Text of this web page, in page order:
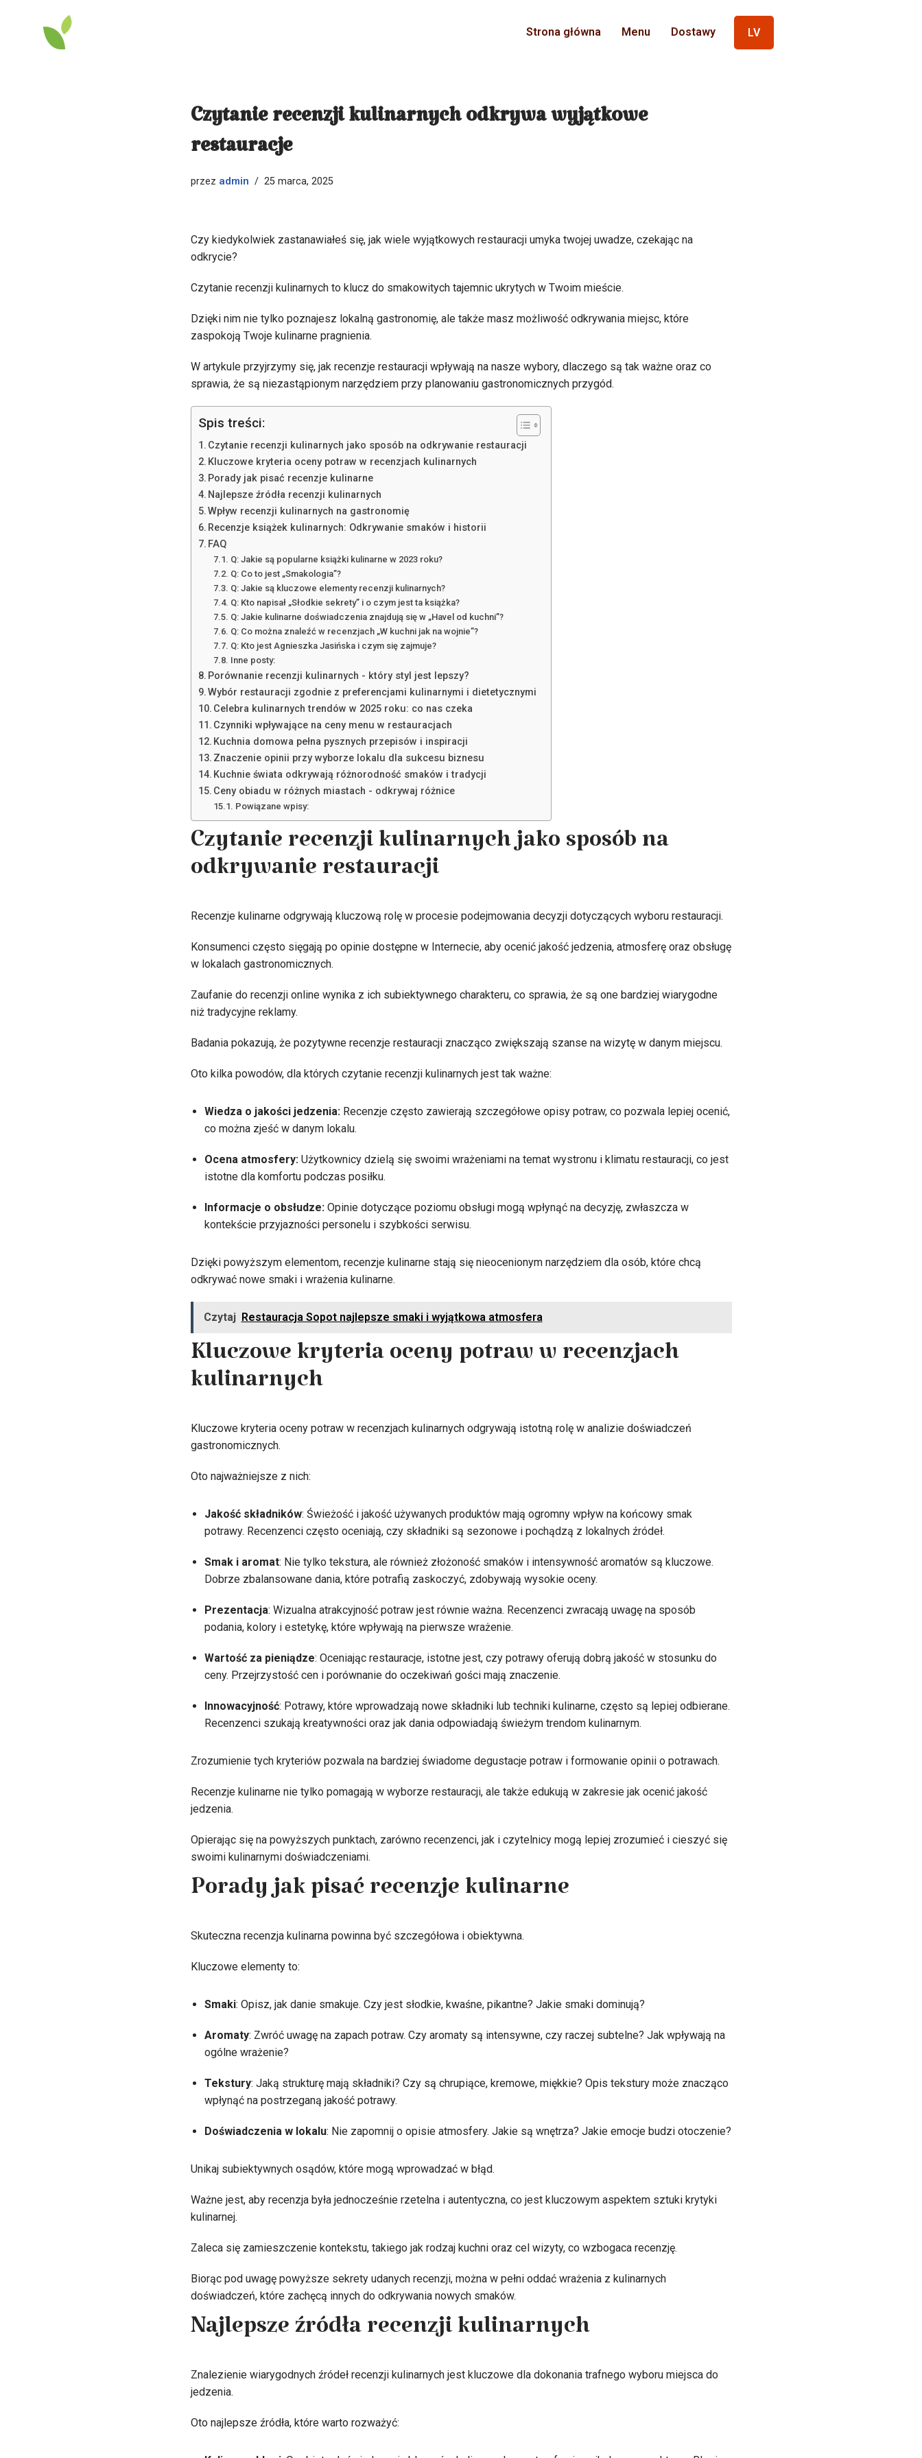
Przejdź
Strona główna Menu Dostawy LV
Czytanie recenzji kulinarnych odkrywa wyjątkowe
restauracje
przez admin 25 marca, 2025
Czy kiedykolwiek zastanawiałeś się, jak wiele wyjątkowych restauracji umyka twojej uwadze, czekając na
odkrycie?
Czytanie recenzji kulinarnych to klucz do smakowitych tajemnic ukrytych w Twoim mieście.
Dzięki nim nie tylko poznajesz lokalną gastronomię, ale także masz możliwość odkrywania miejsc, które
zaspokoją Twoje kulinarne pragnienia.
W artykule przyjrzymy się, jak recenzje restauracji wpływają na nasze wybory, dlaczego są tak ważne oraz co
sprawia, że są niezastąpionym narzędziem przy planowaniu gastronomicznych przygód.
Spis treści:
Czytanie recenzji kulinarnych jako sposób na odkrywanie restauracji
Kluczowe kryteria oceny potraw w recenzjach kulinarnych
Porady jak pisać recenzje kulinarne
Najlepsze źródła recenzji kulinarnych
Wpływ recenzji kulinarnych na gastronomię
Recenzje książek kulinarnych: Odkrywanie smaków i historii
FAQ
Q: Jakie są popularne książki kulinarne w 2023 roku?
Q: Co to jest „Smakologia”?
Q: Jakie są kluczowe elementy recenzji kulinarnych?
Q: Kto napisał „Słodkie sekrety” i o czym jest ta książka?
Q: Jakie kulinarne doświadczenia znajdują się w „Havel od kuchni”?
Q: Co można znaleźć w recenzjach „W kuchni jak na wojnie”?
Q: Kto jest Agnieszka Jasińska i czym się zajmuje?
Inne posty:
Porównanie recenzji kulinarnych - który styl jest lepszy?
Wybór restauracji zgodnie z preferencjami kulinarnymi i dietetycznymi
Celebra kulinarnych trendów w 2025 roku: co nas czeka
Czynniki wpływające na ceny menu w restauracjach
Kuchnia domowa pełna pysznych przepisów i inspiracji
Znaczenie opinii przy wyborze lokalu dla sukcesu biznesu
Kuchnie świata odkrywają różnorodność smaków i tradycji
Ceny obiadu w różnych miastach - odkrywaj różnice
Powiązane wpisy:
Czytanie recenzji kulinarnych jako sposób na
odkrywanie restauracji
Recenzje kulinarne odgrywają kluczową rolę w procesie podejmowania decyzji dotyczących wyboru restauracji.
Konsumenci często sięgają po opinie dostępne w Internecie, aby ocenić jakość jedzenia, atmosferę oraz obsługę
w lokalach gastronomicznych.
Zaufanie do recenzji online wynika z ich subiektywnego charakteru, co sprawia, że są one bardziej wiarygodne
niż tradycyjne reklamy.
Badania pokazują, że pozytywne recenzje restauracji znacząco zwiększają szanse na wizytę w danym miejscu.
Oto kilka powodów, dla których czytanie recenzji kulinarnych jest tak ważne:
Wiedza o jakości jedzenia:Recenzje często zawierają szczegółowe opisy potraw, co pozwala lepiej ocenić,
co można zjeść w danym lokalu.
Ocena atmosfery:Użytkownicy dzielą się swoimi wrażeniami na temat wystronu i klimatu restauracji, co jest
istotne dla komfortu podczas posiłku.
Informacje o obsłudze:Opinie dotyczące poziomu obsługi mogą wpłynąć na decyzję, zwłaszcza w
kontekście przyjazności personelu i szybkości serwisu.
Dzięki powyższym elementom, recenzje kulinarne stają się nieocenionym narzędziem dla osób, które chcą
odkrywać nowe smaki i wrażenia kulinarne.
Czytaj Restauracja Sopot najlepsze smaki i wyjątkowa atmosfera
Kluczowe kryteria oceny potraw w recenzjach
kulinarnych
Kluczowe kryteria oceny potraw w recenzjach kulinarnych odgrywają istotną rolę w analizie doświadczeń
gastronomicznych.
Oto najważniejsze z nich:
Jakość składników: Świeżość i jakość używanych produktów mają ogromny wpływ na końcowy smak
potrawy. Recenzenci często oceniają, czy składniki są sezonowe i pochądzą z lokalnych źródeł.
Smak i aromat: Nie tylko tekstura, ale również złożoność smaków i intensywność aromatów są kluczowe.
Dobrze zbalansowane dania, które potrafią zaskoczyć, zdobywają wysokie oceny.
Prezentacja: Wizualna atrakcyjność potraw jest równie ważna. Recenzenci zwracają uwagę na sposób
podania, kolory i estetykę, które wpływają na pierwsze wrażenie.
Wartość za pieniądze: Oceniając restauracje, istotne jest, czy potrawy oferują dobrą jakość w stosunku do
ceny. Przejrzystość cen i porównanie do oczekiwań gości mają znaczenie.
Innowacyjność: Potrawy, które wprowadzają nowe składniki lub techniki kulinarne, często są lepiej odbierane.
Recenzenci szukają kreatywności oraz jak dania odpowiadają świeżym trendom kulinarnym.
Zrozumienie tych kryteriów pozwala na bardziej świadome degustacje potraw i formowanie opinii o potrawach.
Recenzje kulinarne nie tylko pomagają w wyborze restauracji, ale także edukują w zakresie jak ocenić jakość
jedzenia.
Opierając się na powyższych punktach, zarówno recenzenci, jak i czytelnicy mogą lepiej zrozumieć i cieszyć się
swoimi kulinarnymi doświadczeniami.
Porady jak pisać recenzje kulinarne
Skuteczna recenzja kulinarna powinna być szczegółowa i obiektywna.
Kluczowe elementy to:
Smaki: Opisz, jak danie smakuje. Czy jest słodkie, kwaśne, pikantne? Jakie smaki dominują?
Aromaty: Zwróć uwagę na zapach potraw. Czy aromaty są intensywne, czy raczej subtelne? Jak wpływają na
ogólne wrażenie?
Tekstury: Jaką strukturę mają składniki? Czy są chrupiące, kremowe, miękkie? Opis tekstury może znacząco
wpłynąć na postrzeganą jakość potrawy.
Doświadczenia w lokalu: Nie zapomnij o opisie atmosfery. Jakie są wnętrza? Jakie emocje budzi otoczenie?
Unikaj subiektywnych osądów, które mogą wprowadzać w błąd.
Ważne jest, aby recenzja była jednocześnie rzetelna i autentyczna, co jest kluczowym aspektem sztuki krytyki
kulinarnej.
Zaleca się zamieszczenie kontekstu, takiego jak rodzaj kuchni oraz cel wizyty, co wzbogaca recenzję.
Biorąc pod uwagę powyższe sekrety udanych recenzji, można w pełni oddać wrażenia z kulinarnych
doświadczeń, które zachęcą innych do odkrywania nowych smaków.
Najlepsze źródła recenzji kulinarnych
Znalezienie wiarygodnych źródeł recenzji kulinarnych jest kluczowe dla dokonania trafnego wyboru miejsca do
jedzenia.
Oto najlepsze źródła, które warto rozważyć: